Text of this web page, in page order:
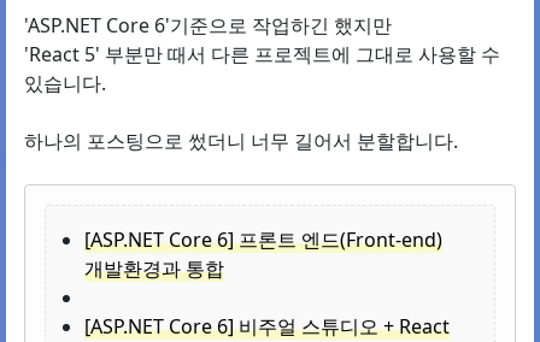
'ASP.NET Core 6'기준으로 작업하긴 했지만
'React 5' 부분만 때서 다른 프로젝트에 그대로 사용할 수
있습니다.
하나의 포스팅으로 썼더니 너무 길어서 분할합니다.
[ASP.NET Core 6] 프론트 엔드(Front-end)
개발환경과 통합
[ASP.NET Core 6] 비주얼 스튜디오 + React